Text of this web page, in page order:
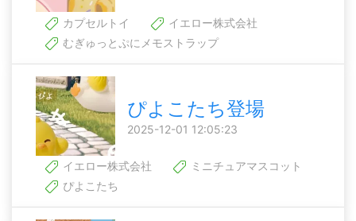
カプセルトイ
イエロー株式会社
むぎゅっとぷにメモストラップ
ぴよこたち登場
2025-12-01 12:05:23
イエロー株式会社
ミニチュアマスコット
ぴよこたち